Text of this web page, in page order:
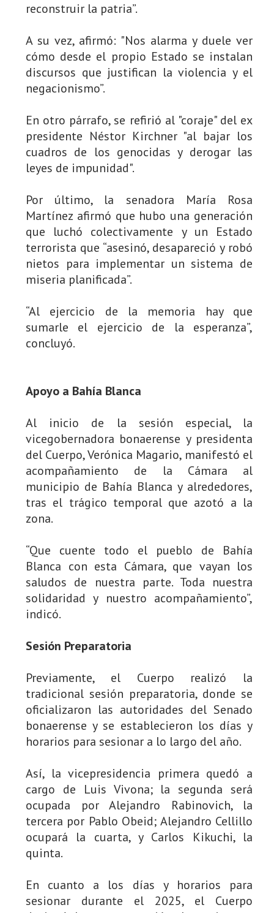
reconstruir la patria”.
A su vez, afirmó: "Nos alarma y duele ver
cómo desde el propio Estado se instalan
discursos que justifican la violencia y el
negacionismo”.
En otro párrafo, se refirió al "coraje" del ex
presidente Néstor Kirchner "al bajar los
cuadros de los genocidas y derogar las
leyes de impunidad".
Por último, la senadora María Rosa
Martínez afirmó que hubo una generación
que luchó colectivamente y un Estado
terrorista que “asesinó, desapareció y robó
nietos para implementar un sistema de
miseria planificada”.
“Al ejercicio de la memoria hay que
sumarle el ejercicio de la esperanza”,
concluyó.
Apoyo a Bahía Blanca
Al inicio de la sesión especial, la
vicegobernadora bonaerense y presidenta
del Cuerpo, Verónica Magario, manifestó el
acompañamiento de la Cámara al
municipio de Bahía Blanca y alrededores,
tras el trágico temporal que azotó a la
zona.
“Que cuente todo el pueblo de Bahía
Blanca con esta Cámara, que vayan los
saludos de nuestra parte. Toda nuestra
solidaridad y nuestro acompañamiento”,
indicó.
Sesión Preparatoria
Previamente, el Cuerpo realizó la
tradicional sesión preparatoria, donde se
oficializaron las autoridades del Senado
bonaerense y se establecieron los días y
horarios para sesionar a lo largo del año.
Así, la vicepresidencia primera quedó a
cargo de Luis Vivona; la segunda será
ocupada por Alejandro Rabinovich, la
tercera por Pablo Obeid; Alejandro Cellillo
ocupará la cuarta, y Carlos Kikuchi, la
quinta.
En cuanto a los días y horarios para
sesionar durante el 2025, el Cuerpo